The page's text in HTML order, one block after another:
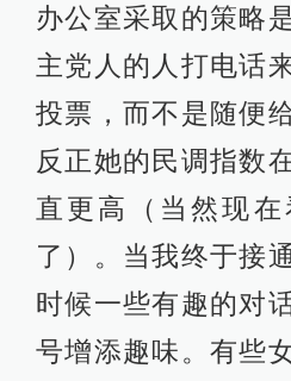
办公室采取的策略
主党人的人打电话
投票，而不是随便
反正她的民调指数
直更高（当然现
了）。当我终于接
时候一些有趣的对
号增添趣味。有些